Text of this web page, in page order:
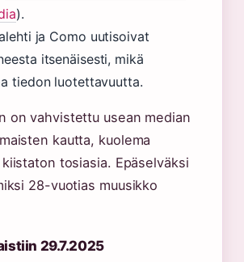
).
ja Como uutisoivat
itsenäisesti, mikä
tiedon luotettavuutta.
on vahvistettu usean median
kautta, kuolema
tosiasia. Epäselväksi
28-vuotias muusikko
29.7.2025